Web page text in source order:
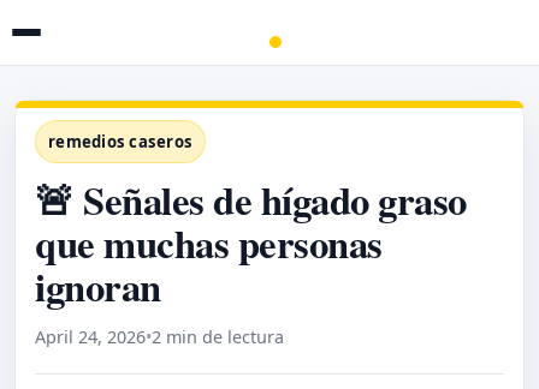
remedios caseros
🚨 Señales de hígado graso
que muchas personas
ignoran
April 24, 2026•2 min de lectura